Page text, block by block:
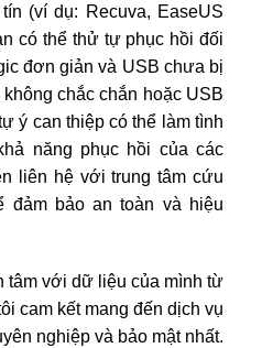
(ví dụ: Recuva, EaseUS
có thể thử tự phục hồi đối
đơn giản và USB chưa bị
chắc chắn hoặc USB
ý can thiệp có thể làm tình
năng phục hồi của các
liên hệ với trung tâm cứu
đảm bảo an toàn và hiệu
tâm với dữ liệu của mình từ
cam kết mang đến dịch vụ
nghiệp và bảo mật nhất.